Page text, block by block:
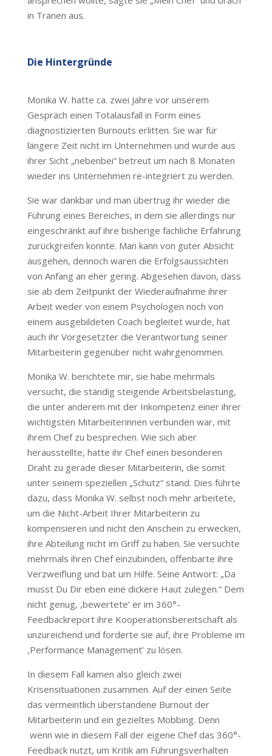
in Tränen aus.
Die Hintergründe
Monika W. hatte ca. zwei Jahre vor unserem
Gespräch einen Totalausfall in Form eines
diagnostizierten Burnouts erlitten. Sie war für
längere Zeit nicht im Unternehmen und wurde aus
ihrer Sicht „nebenbei“ betreut um nach 8 Monaten
wieder ins Unternehmen re-integriert zu werden.
Sie war dankbar und man übertrug ihr wieder die
Führung eines Bereiches, in dem sie allerdings nur
eingeschränkt auf ihre bisherige fachliche Erfahrung
zurückgreifen konnte. Man kann von guter Absicht
ausgehen, dennoch waren die Erfolgsaussichten
von Anfang an eher gering. Abgesehen davon, dass
sie ab dem Zeitpunkt der Wiederaufnahme ihrer
Arbeit weder von einem Psychologen noch von
einem ausgebildeten Coach begleitet wurde, hat
auch ihr Vorgesetzter die Verantwortung seiner
Mitarbeiterin gegenüber nicht wahrgenommen.
Monika W. berichtete mir, sie habe mehrmals
versucht, die ständig steigende Arbeitsbelastung,
die unter anderem mit der Inkompetenz einer ihrer
wichtigsten Mitarbeiterinnen verbunden war, mit
ihrem Chef zu besprechen. Wie sich aber
herausstellte, hatte ihr Chef einen besonderen
Draht zu gerade dieser Mitarbeiterin, die somit
unter seinem speziellen „Schutz“ stand. Dies führte
dazu, dass Monika W. selbst noch mehr arbeitete,
um die Nicht-Arbeit Ihrer Mitarbeiterin zu
kompensieren und nicht den Anschein zu erwecken,
ihre Abteilung nicht im Griff zu haben. Sie versuchte
mehrmals ihren Chef einzubinden, offenbarte ihre
Verzweiflung und bat um Hilfe. Seine Antwort: „Da
musst Du Dir eben eine dickere Haut zulegen.“ Dem
nicht genug, ‚bewertete’ er im 360°-
Feedbackreport ihre Kooperationsbereitschaft als
unzureichend und forderte sie auf, ihre Probleme im
‚Performance Management’ zu lösen.
In diesem Fall kamen also gleich zwei
Krisensituationen zusammen. Auf der einen Seite
das vermeintlich überstandene Burnout der
Mitarbeiterin und ein gezieltes Mobbing. Denn
wenn wie in diesem Fall der eigene Chef das 360°-
Feedback nutzt, um Kritik am Führungsverhalten